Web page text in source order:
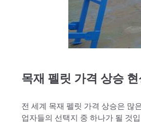
목재 펠릿 가격 상승
전 세계 목재 펠릿 가격 상승은 많
업자들의 선택지 중 하나가 될 것